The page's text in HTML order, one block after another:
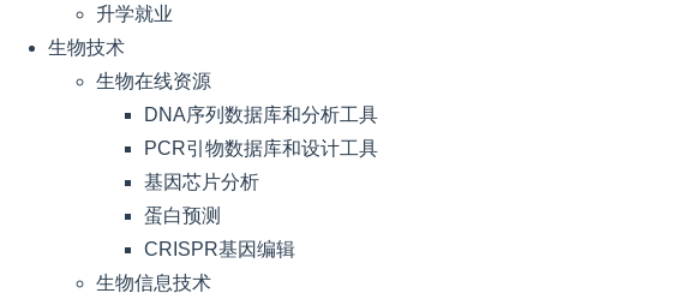
升学就业
生物技术
生物在线资源
DNA序列数据库和分析工具
PCR引物数据库和设计工具
基因芯片分析
蛋白预测
CRISPR基因编辑
生物信息技术